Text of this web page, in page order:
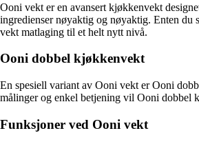
Ooni vekt er en avansert kjøkkenvekt
ingredienser nøyaktig og nøyaktig. Enten
vekt matlaging til et helt nytt nivå.
Ooni dobbel kjøkkenvekt
En spesiell variant av Ooni vekt er Ooni
målinger og enkel betjening vil Ooni dobbel
Funksjoner ved Ooni vekt